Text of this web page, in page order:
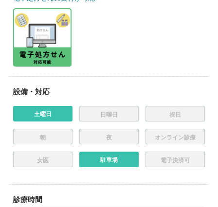
設備・対応
土曜日 日曜日 祝日
朝 夜 オンライン診療
女医 駐車場 電子決済可
診療時間